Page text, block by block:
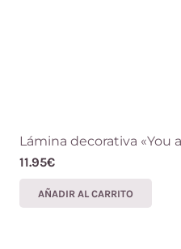
Lámina decorativa «You
11.95€
AÑADIR AL CARRITO